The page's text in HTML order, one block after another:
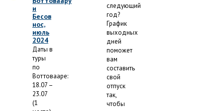
и
Бесов
нос,
июль
2024
Даты в
туры
по
Воттовааре:
18.07 –
23.07
(1
следующий
год?
График
выходных
дней
поможет
вам
составить
свой
отпуск
так,
чтобы